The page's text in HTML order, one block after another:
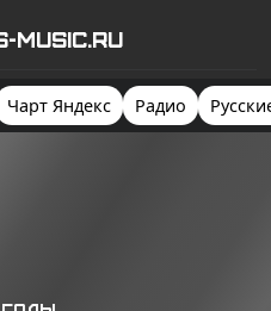
MUSIC.RU
Чарт Яндекс Радио